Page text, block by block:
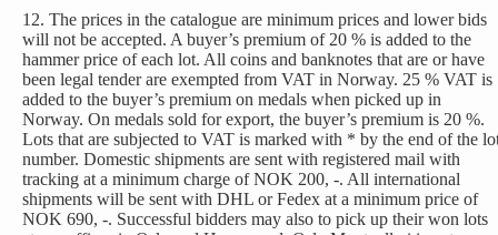
12. The prices in the catalogue are minimum prices and lower bids
will not be accepted. A buyer’s premium of 20 % is added to the
hammer price of each lot. All coins and banknotes that are or have
been legal tender are exempted from VAT in Norway. 25 % VAT is
added to the buyer’s premium on medals when picked up in
Norway. On medals sold for export, the buyer’s premium is 20 %.
Lots that are subjected to VAT is marked with * by the end of the
number. Domestic shipments are sent with registered mail with
tracking at a minimum charge of NOK 200, -. All international
shipments will be sent with DHL or Fedex at a minimum price of
NOK 690, -. Successful bidders may also to pick up their won lots